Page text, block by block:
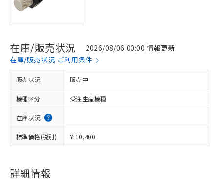
在庫/販売状況
2026/08/06 00:00 情報更新
在庫/販売状況 ご利用条件
販売状況 販売中
機種区分 受注生産機種
在庫状況
標準価格(税別) ¥ 10,400
詳細情報